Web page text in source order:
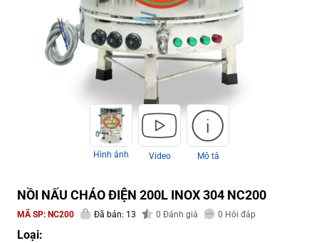
Hình ảnh Video Mô tả
NỒI NẤU CHÁO ĐIỆN 200L INOX 304 NC200
MÃ SP: NC200 Đã bán: 13 0 Đánh giá 0 Hỏi đáp
Loại: